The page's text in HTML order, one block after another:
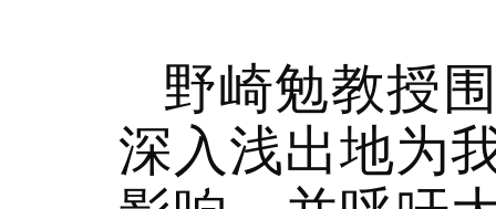
野崎勉教授
深入浅出地为